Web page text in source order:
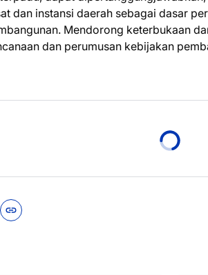
dan instansi daerah sebagai dasar
Mendorong keterbukaan
dan perumusan kebijakan